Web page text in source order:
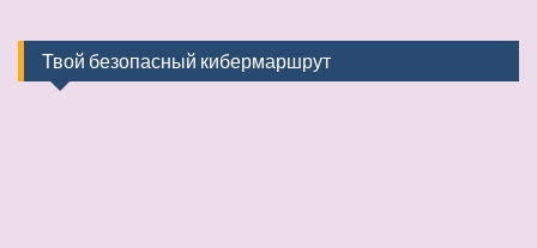
Твой безопасный кибермаршрут